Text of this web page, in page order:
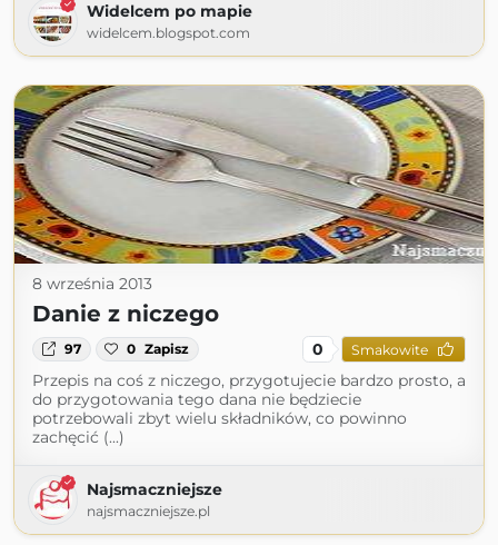
Widelcem po mapie
widelcem.blogspot.com
8 września 2013
Danie z niczego
97 0 Zapisz 0 Smakowite
Przepis na coś z niczego, przygotujecie bardzo prosto, a
do przygotowania tego dana nie będziecie
potrzebowali zbyt wielu składników, co powinno
zachęcić (...)
Najsmaczniejsze
najsmaczniejsze.pl